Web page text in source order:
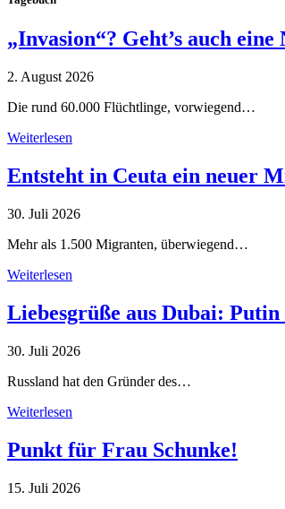
„Invasion“? Geht’s auch
2. August 2026
Die rund 60.000 Flüchtlinge, vorwiegend…
Weiterlesen
Entsteht in Ceuta ein neuer
30. Juli 2026
Mehr als 1.500 Migranten, überwiegend…
Weiterlesen
Liebesgrüße aus Dubai:
30. Juli 2026
Russland hat den Gründer des…
Weiterlesen
Punkt für Frau Schunke!
15. Juli 2026